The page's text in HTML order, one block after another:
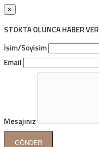
×
STOKTA OLUNCA HABER VER
İsim/Soyisim
Email
Mesajınız
GÖNDER